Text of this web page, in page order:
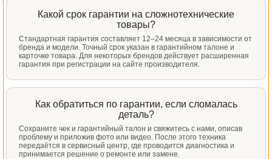
Какой срок гарантии на сложнотехнические
товары?
Стандартная гарантия составляет 12–24 месяца в зависимости от
бренда и модели. Точный срок указан в гарантийном талоне и
карточке товара. Для некоторых брендов действует расширенная
гарантия при регистрации на сайте производителя.
Как обратиться по гарантии, если сломалась
деталь?
Сохраните чек и гарантийный талон и свяжитесь с нами, описав
проблему и приложив фото или видео. После этого техника
передаётся в сервисный центр, где проводится диагностика и
принимается решение о ремонте или замене.